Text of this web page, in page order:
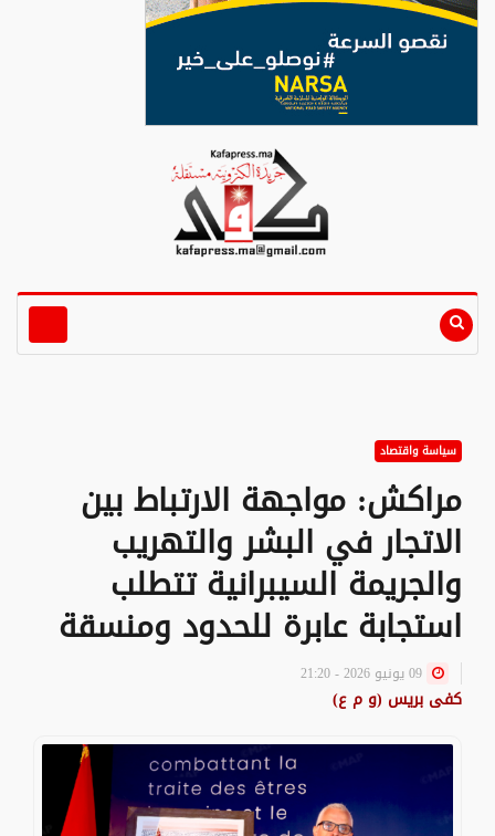
سياسة واقتصاد
مراكش: مواجهة الارتباط بين
الاتجار في البشر والتهريب
والجريمة السيبرانية تتطلب
استجابة عابرة للحدود ومنسقة
كفى بريس (و م ع)